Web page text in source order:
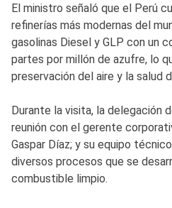
El ministro señaló que el Perú
refinerías más modernas del
gasolinas Diesel y GLP con un
partes por millón de azufre, lo
preservación del aire y la salud
Durante la visita, la delegación
reunión con el gerente
Gaspar Díaz; y su equipo
diversos procesos que se
combustible limpio.